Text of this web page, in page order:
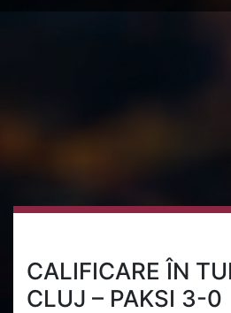
CALIFICARE ÎN
CLUJ – PAKSI 3-0